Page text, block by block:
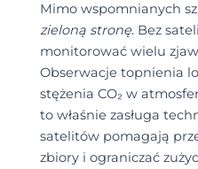
Mimo wspomnianych
zieloną stronę. Bez
monitorować wielu
Obserwacje topnienia
stężenia CO₂ w
to właśnie zasługa
satelitów pomagają
zbiory i ograniczać